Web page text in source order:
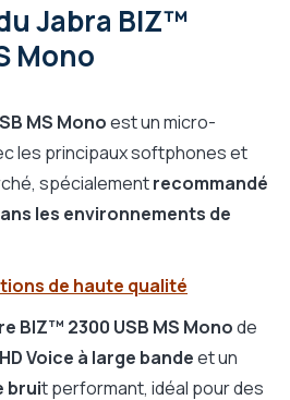
Jabra BIZ™
Mono
MS Monoest un micro-
les principaux softphones et
spécialementrecommandé
les environnements de
de haute qualité
BIZ™ 2300 USB MS Monode
Voice à large bandeet un
bruit performant, idéal pour des